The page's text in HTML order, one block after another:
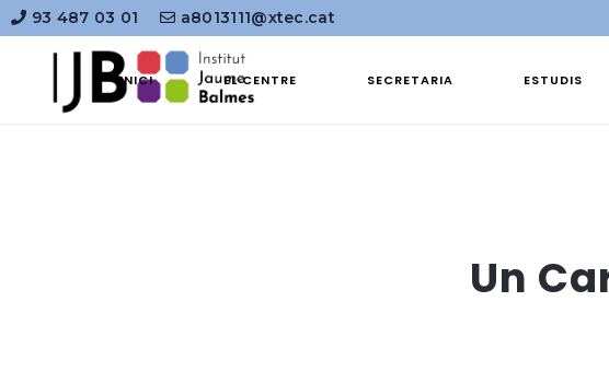
93 487 03 01 a8013111@xtec.cat
INICI EL CENTRE SECRETARIA ESTUDIS
Un